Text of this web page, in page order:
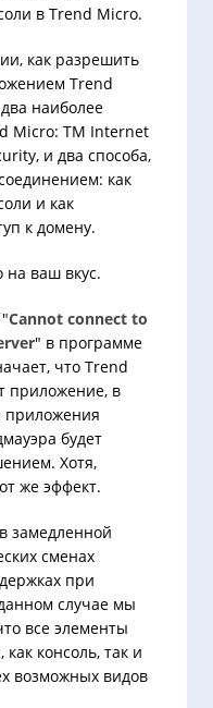
в Trend Micro.
как разрешить
Trend
наиболее
Micro: TM Internet
и два способа,
как
и как
к домену.
ваш вкус.
Cannot connect to
" в программе
что Trend
приложение, в
приложения
будет
Хотя,
же эффект.
замедленной
сменах
при
случае мы
все элементы
консоль, так и
возможных видов